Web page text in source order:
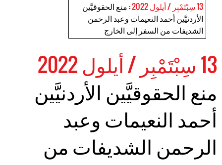
13 سِبْتَمْبِر / أيلول 2022
: منع الحقوقيَّين
الأردنيَّين أحمد النعيمات وعبد الرحمن
الشديفات من السفر إلى الخارج
13 سِبْتَمْبِر / أيلول 2022
منع الحقوقيَّين الأردنيَّين
أحمد النعيمات وعبد
الرحمن الشديفات من